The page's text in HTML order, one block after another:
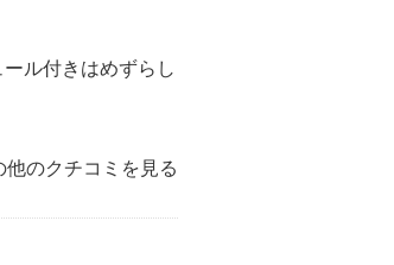
ル付きはめずらし
他のクチコミを見る